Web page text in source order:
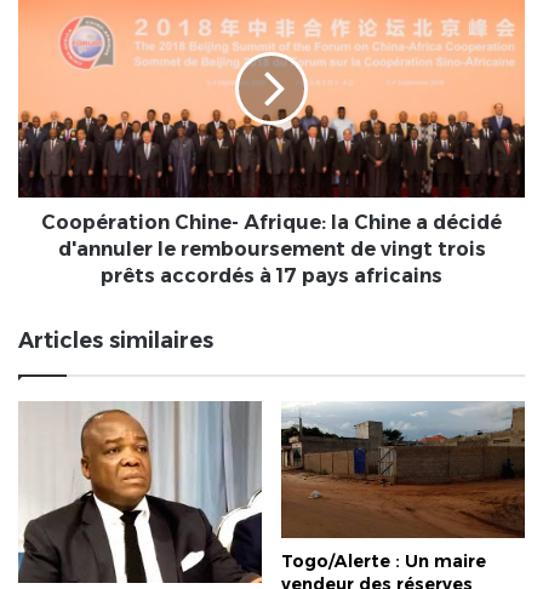
Afrique:
a
décidé
d'annuler
le
remboursement
accordés
à
Coopération Chine- Afrique: la Chine a décidé
d'annuler le remboursement de vingt trois
prêts accordés à 17 pays africains
Articles similaires
Togo/Alerte : Un maire
vendeur des réserves